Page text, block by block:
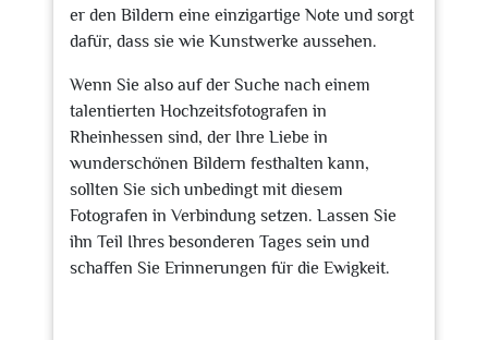
er den Bildern eine einzigartige Note und sorgt
dafür, dass sie wie Kunstwerke aussehen.
Wenn Sie also auf der Suche nach einem
talentierten Hochzeitsfotografen in
Rheinhessen sind, der Ihre Liebe in
wunderschönen Bildern festhalten kann,
sollten Sie sich unbedingt mit diesem
Fotografen in Verbindung setzen. Lassen Sie
ihn Teil Ihres besonderen Tages sein und
schaffen Sie Erinnerungen für die Ewigkeit.